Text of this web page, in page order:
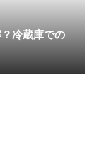
冷蔵庫での